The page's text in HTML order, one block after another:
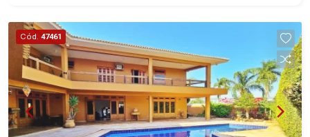
serviço planejadas - Despensa - Dependência de
empregada - Sacada - Varanda gourmet com
churrasqueira e piscina - Forno de pizza - Sauna -
Vestiário - Jardim - Aquecedor solar - Corredor
lateral - Cerca elétrica - Marcenaria Mogno - 4
vagas cobertas Martinelli Imobiliária, referência
no mercado imobiliário desde 2000.
Cód. 47461